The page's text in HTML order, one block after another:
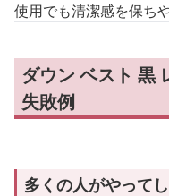
使用でも清潔感を保ち
ダウン ベスト 黒
失敗例
多くの人がやって